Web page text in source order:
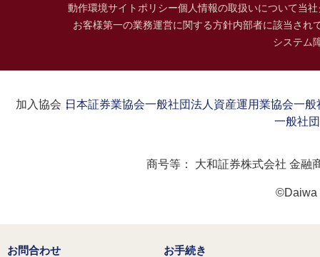
動作環境サイトポリシー個人情報の取扱いについて当
お客様第一の業務運営に関する方針内部者に該当され
システム
加入協会：日本証券業協会一般社団法人資産運用業協会一般
一般社
商号等： 大和証券株式会社 金融
©Daiwa
お問合わせ お手続き